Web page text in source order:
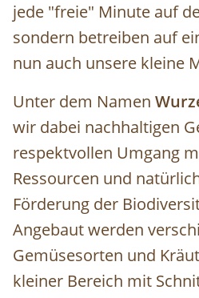
jede "freie" Minute auf
sondern betreiben auf
nun auch unsere kleine
Unter dem Namen
wir dabei nachhaltigen
respektvollen Umgang
Ressourcen und
Förderung der
Angebaut werden
Gemüsesorten und
kleiner Bereich mit